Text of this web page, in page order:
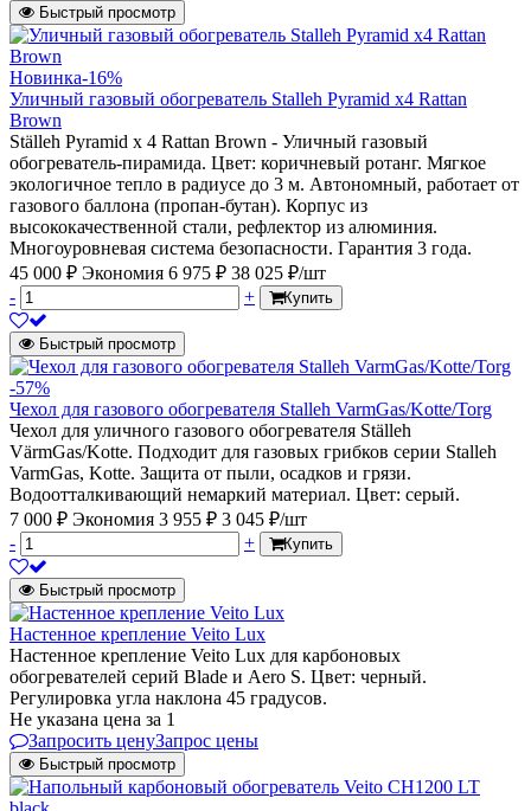
Быстрый просмотр
Новинка-16%
Уличный газовый обогреватель Stalleh Pyramid x4 Rattan
Brown
Ställeh Pyramid x 4 Rattan Brown - Уличный газовый
обогреватель-пирамида. Цвет: коричневый ротанг. Мягкое
экологичное тепло в радиусе до 3 м. Автономный, работает от
газового баллона (пропан-бутан). Корпус из
высококачественной стали, рефлектор из алюминия.
Многоуровневая система безопасности. Гарантия 3 года.
45 000 ₽ Экономия 6 975 ₽ 38 025 ₽/шт
-
+ Купить
Быстрый просмотр
-57%
Чехол для газового обогревателя Stalleh VarmGas/Kotte/Torg
Чехол для уличного газового обогревателя Ställeh
VärmGas/Kotte. Подходит для газовых грибков серии Stalleh
VarmGas, Kotte. Защита от пыли, осадков и грязи.
Водоотталкивающий немаркий материал. Цвет: серый.
7 000 ₽ Экономия 3 955 ₽ 3 045 ₽/шт
-
+ Купить
Быстрый просмотр
Настенное крепление Veito Lux
Настенное крепление Veito Lux для карбоновых
обогревателей серий Blade и Aero S. Цвет: черный.
Регулировка угла наклона 45 градусов.
Не указана цена за 1
Запросить ценуЗапрос цены
Быстрый просмотр